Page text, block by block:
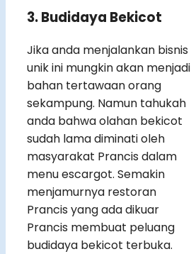
3. Budidaya Bekicot
Jika anda menjalankan bisnis
unik ini mungkin akan menjadi
bahan tertawaan orang
sekampung. Namun tahukah
anda bahwa olahan bekicot
sudah lama diminati oleh
masyarakat Prancis dalam
menu escargot. Semakin
menjamurnya restoran
Prancis yang ada dikuar
Prancis membuat peluang
budidaya bekicot terbuka.